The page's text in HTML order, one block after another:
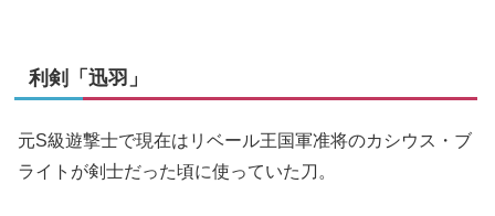
利剣「迅羽」
元S級遊撃士で現在はリベール王国軍准将のカシウス・ブ
ライトが剣士だった頃に使っていた刀。